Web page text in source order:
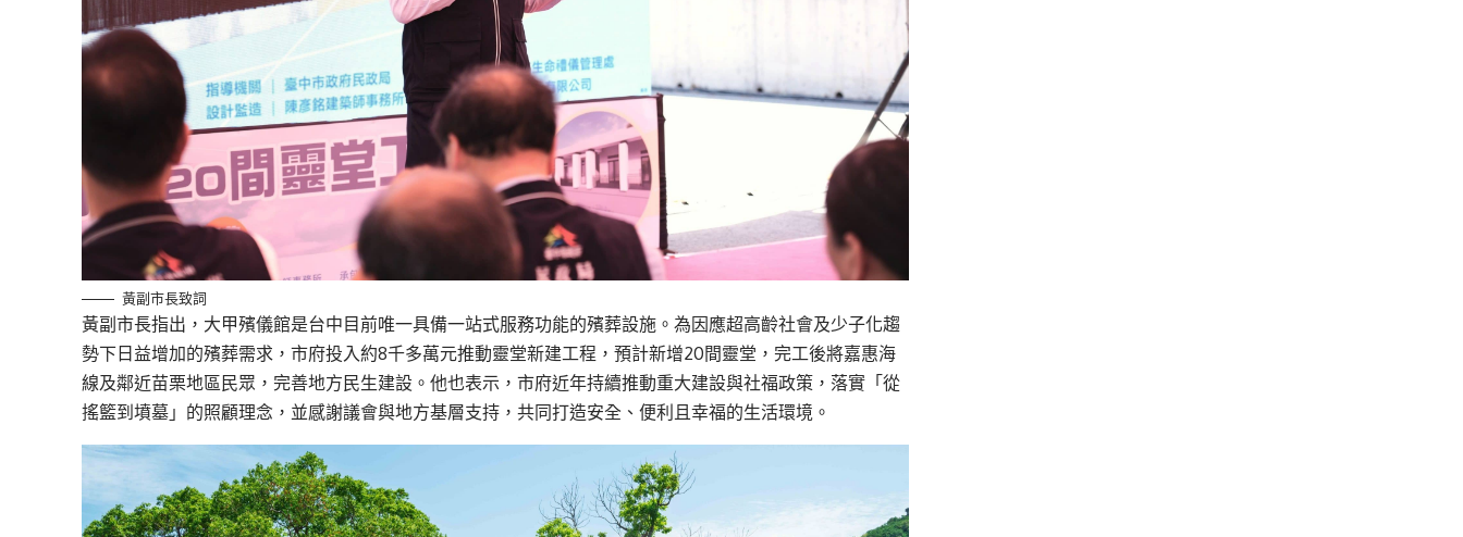
黃副市長致詞
黃副市長指出，大甲殯儀館是台中目前唯一具備一站式服務功能的殯葬設施。為因應超高齡社會及少子化趨
勢下日益增加的殯葬需求，市府投入約8千多萬元推動靈堂新建工程，預計新增20間靈堂，完工後將嘉惠海
線及鄰近苗栗地區民眾，完善地方民生建設。他也表示，市府近年持續推動重大建設與社福政策，落實「從
搖籃到墳墓」的照顧理念，並感謝議會與地方基層支持，共同打造安全、便利且幸福的生活環境。